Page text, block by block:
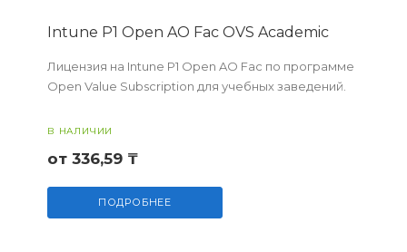
Intune P1 Open AO Fac OVS Academic
Лицензия на Intune P1 Open AO Fac по программе
Open Value Subscription для учебных заведений.
В НАЛИЧИИ
от 336,59 ₸
ПОДРОБНЕЕ